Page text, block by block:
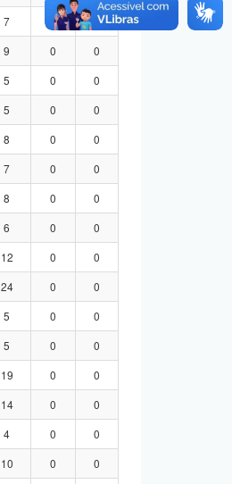
7 0
0
9 0
0
5 0
0
5 0
0
8 0
0
7 0
0
8 0
0
6 0
0
12 0
0
24 0
0
5 0
0
5 0
0
19 0
0
14 0
0
4 0
0
10 0
0